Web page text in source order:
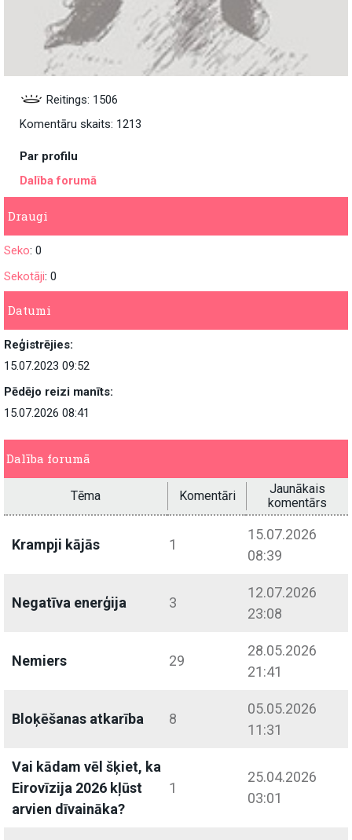
Reitings: 1506
Komentāru skaits: 1213
Par profilu
Dalība forumā
Draugi
Seko: 0
Sekotāji: 0
Datumi
Reģistrējies:
15.07.2023 09:52
Pēdējo reizi manīts:
15.07.2026 08:41
Dalība forumā
Tēma Komentāri
Jaunākais
komentārs
Krampji kājās 1
15.07.2026
08:39
Negatīva enerģija 3
12.07.2026
23:08
Nemiers 29
28.05.2026
21:41
Bloķēšanas atkarība 8
05.05.2026
11:31
Vai kādam vēl šķiet, ka
Eirovīzija 2026 kļūst
arvien dīvaināka?
1
25.04.2026
03:01